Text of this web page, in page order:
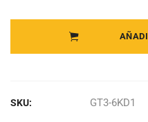
SKU: GT3-6KD1